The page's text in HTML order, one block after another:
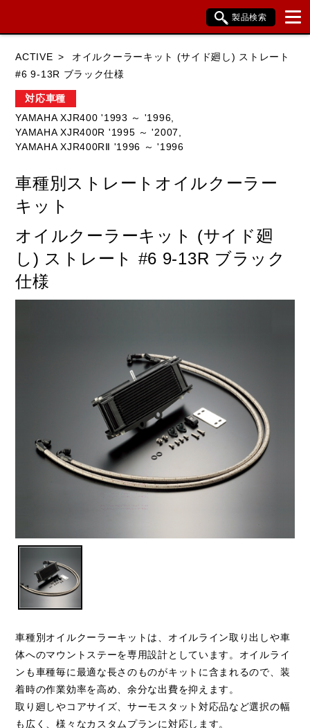
製品検索
車種検索
HONDA YAMAHA SUZUKI
KAWASAKI BMW DUCATI
HARLEY DAVIDSON KTM TRIUMPH
閉じる
ACTIVE
オイルクーラーキット (サイド廻し) ストレート
#6 9-13R ブラック仕様
対応車種
YAMAHA XJR400 '1993 ～ '1996,
YAMAHA XJR400R '1995 ～ '2007,
YAMAHA XJR400RⅡ '1996 ～ '1996
車種別ストレートオイルクーラー
キット
オイルクーラーキット (サイド廻
し) ストレート #6 9-13R ブラック
仕様
車種別オイルクーラーキットは、オイルライン取り出しや車
体へのマウントステーを専用設計としています。オイルライ
ンも車種毎に最適な長さのものがキットに含まれるので、装
着時の作業効率を高め、余分な出費を抑えます。
取り廻しやコアサイズ、サーモスタット対応品など選択の幅
も広く、様々なカスタムプランに対応します。